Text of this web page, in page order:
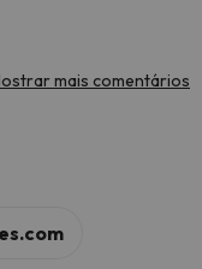
mais comentários